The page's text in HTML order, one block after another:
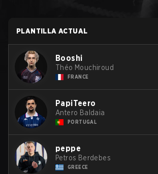
PLANTILLA ACTUAL
Booshi
Théo Mouchiroud
FRANCE
PapiTeero
Antero Baldaia
PORTUGAL
peppe
Petros Berdebes
GREECE